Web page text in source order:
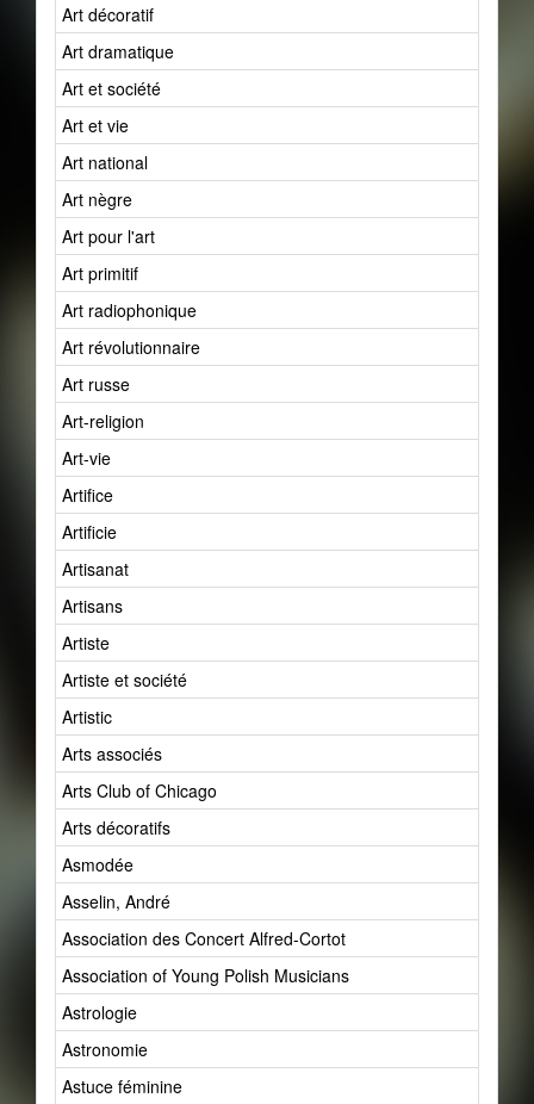
Art décoratif
Art dramatique
Art et société
Art et vie
Art national
Art nègre
Art pour l'art
Art primitif
Art radiophonique
Art révolutionnaire
Art russe
Art-religion
Art-vie
Artifice
Artificie
Artisanat
Artisans
Artiste
Artiste et société
Artistic
Arts associés
Arts Club of Chicago
Arts décoratifs
Asmodée
Asselin, André
Association des Concert Alfred-Cortot
Association of Young Polish Musicians
Astrologie
Astronomie
Astuce féminine